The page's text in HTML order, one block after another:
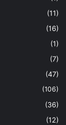
(11)
(16)
(1)
(7)
(47)
(106)
(36)
(12)